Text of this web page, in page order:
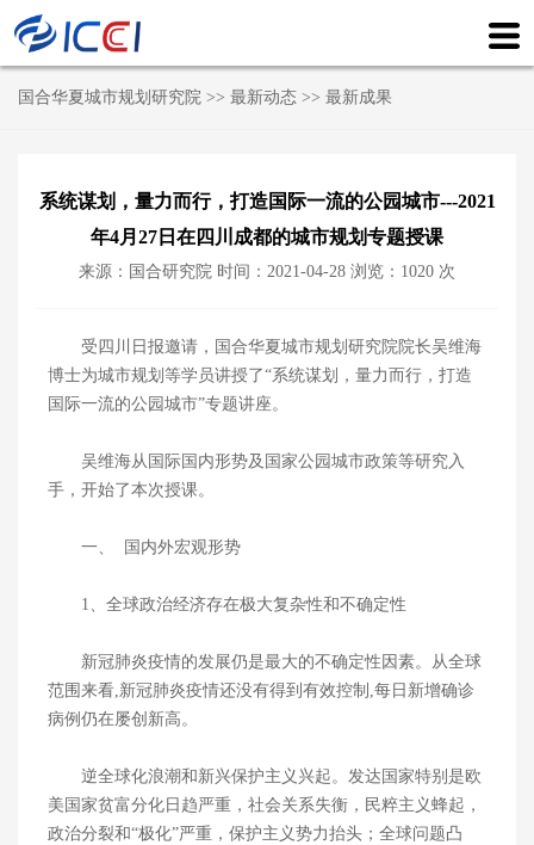
国合华夏城市规划研究院 >> 最新动态 >> 最新成果
系统谋划，量力而行，打造国际一流的公园城市---2021
年4月27日在四川成都的城市规划专题授课
来源：国合研究院 时间：2021-04-28 浏览： 1020 次
受四川日报邀请，国合华夏城市规划研究院院长吴维海
博士为城市规划等学员讲授了“系统谋划，量力而行，打造
国际一流的公园城市”专题讲座。
吴维海从国际国内形势及国家公园城市政策等研究入
手，开始了本次授课。
一、 国内外宏观形势
1、全球政治经济存在极大复杂性和不确定性
新冠肺炎疫情的发展仍是最大的不确定性因素。从全球
范围来看,新冠肺炎疫情还没有得到有效控制,每日新增确诊
病例仍在屡创新高。
逆全球化浪潮和新兴保护主义兴起。发达国家特别是欧
美国家贫富分化日趋严重，社会关系失衡，民粹主义蜂起，
政治分裂和“极化”严重，保护主义势力抬头；全球问题凸